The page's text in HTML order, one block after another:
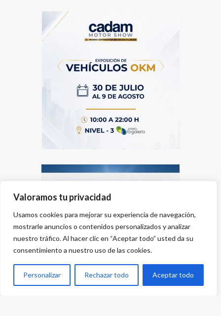
Valoramos tu privacidad
Usamos cookies para mejorar su experiencia de navegación,
mostrarle anuncios o contenidos personalizados y analizar
nuestro tráfico. Al hacer clic en “Aceptar todo” usted da su
consentimiento a nuestro uso de las cookies.
Personalizar Rechazar todo Aceptar todo